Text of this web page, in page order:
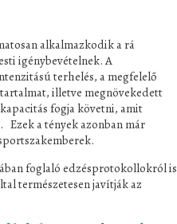
alkalmazkodik a rá
igénybevételnek. A
terhelés, a megfelelő
illetve megnövekedett
fogja követni, amit
Ezek a tények azonban már
foglaló edzésprotokollokról is
természetesen javítják az